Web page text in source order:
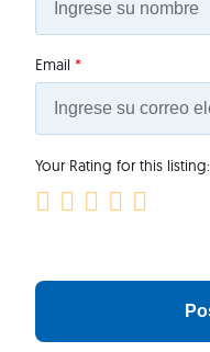
Email *
Your Rating for this listing: